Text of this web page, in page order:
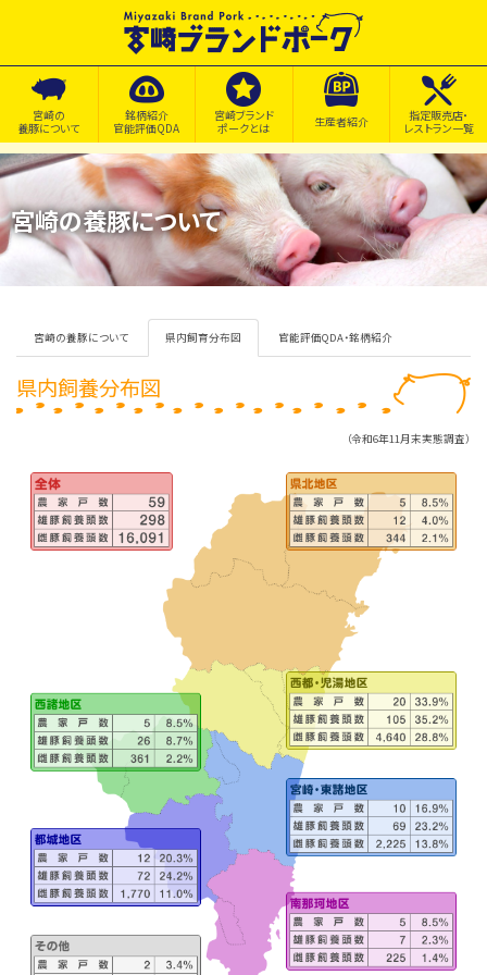
宮崎の
養豚について
銘柄紹介
官能評価QDA
宮崎ブランド
ポークとは
生産者紹介
指定販売店・
レストラン一覧
宮崎の養豚について
宮崎の養豚について 県内飼育分布図 官能評価QDA・銘柄紹介
県内飼養分布図
（令和6年11月末実態調査）